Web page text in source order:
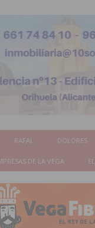
RAFAL DOLORES
DE LA VEGA